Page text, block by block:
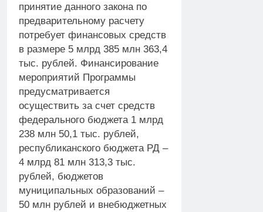
принятие данного закона по
предварительному расчету
потребует финансовых средств
в размере 5 млрд 385 млн 363,4
тыс. рублей. Финансирование
мероприятий Программы
предусматривается
осуществить за счет средств
федерального бюджета 1 млрд
238 млн 50,1 тыс. рублей,
республиканского бюджета РД –
4 млрд 81 млн 313,3 тыс.
рублей, бюджетов
муниципальных образований –
50 млн рублей и внебюджетных